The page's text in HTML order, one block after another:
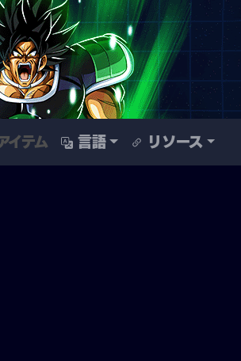
イテム 言語 リソース